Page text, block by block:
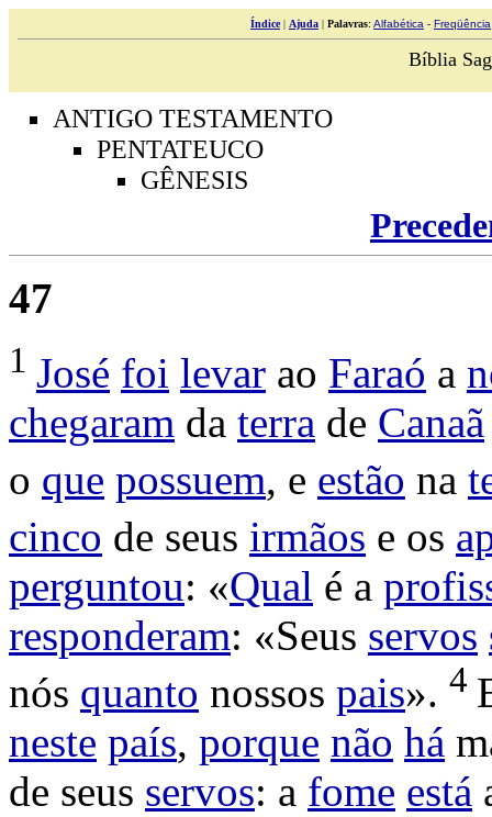
Índice| Ajuda | Palavras: Alfabética - Freqüência
Bíblia
ANTIGO TESTAMENTO
PENTATEUCO
GÊNESIS
47
1 José foi levar ao Faraó a
chegaram da terra de Canaã
o que possuem, e estão na
cinco de seus irmãos e os
perguntou: «Qual é a
responderam: «Seus servos
nós quanto nossos pais». 4
neste país, porque não há
de seus servos: a fome está